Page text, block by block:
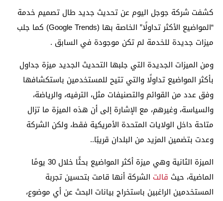
كشفت شركة جوجل اليوم عن تحديث جديد طال تصميم خدمة
“المواضيع الأكثر تداولًا” الخاصة بها (Google Trends) كما جلب
ميزات جديدة للخدمة لم تكن موجودة في السابق .
ومن الميزات الجديدة التي جلبها التحديث الجديد ميزة جداول
بأكثر المواضيع تداولًا والتي تتيح للمستخدمين باستكشافها
وفق عدد من القوائم والتصنيفات مثل، الترفيه، والرياضة،
والسياسة، وغيرهم، مع الإشارة إلى أن هذه الميزة ما تزال
متاحة داخل الولايات المتحدة الأمريكية فقط، ولكن الشركة
وعدت بتضمين المزيد من البلدان قريبًا..
الميزة الثانية وهي ميزة أكثر المواضيع بحثًا خلال 30 يومًا
الماضية، حيث قالت الشركة أنها قامت بتحسين تجربة
المستخدمين الراغبين باستخراج بيانات البحث عن أي موضوع،